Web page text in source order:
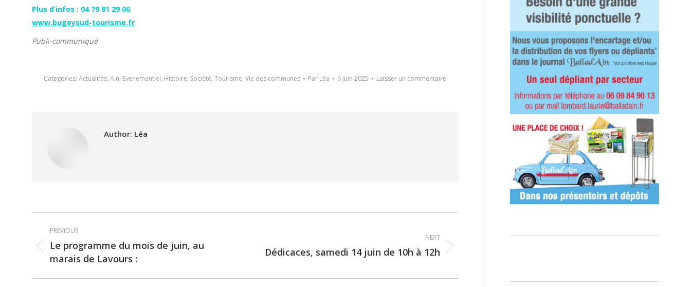
Plus d’infos : 04 79 81 29 06
www.bugeysud-tourisme.fr
Publi-communiqué
Categories: Actualités, Ain, Evenementiel, Histoire, Société, Tourisme, Vie des communes Par Léa 6 juin 2025 Laisser un commentaire
Author: Léa
Post
navigation
PREVIOUS
Previous
post:
Le programme du mois de juin, au
marais de Lavours :
NEXT
Next
Dédicaces, samedi 14 juin de 10h à 12h